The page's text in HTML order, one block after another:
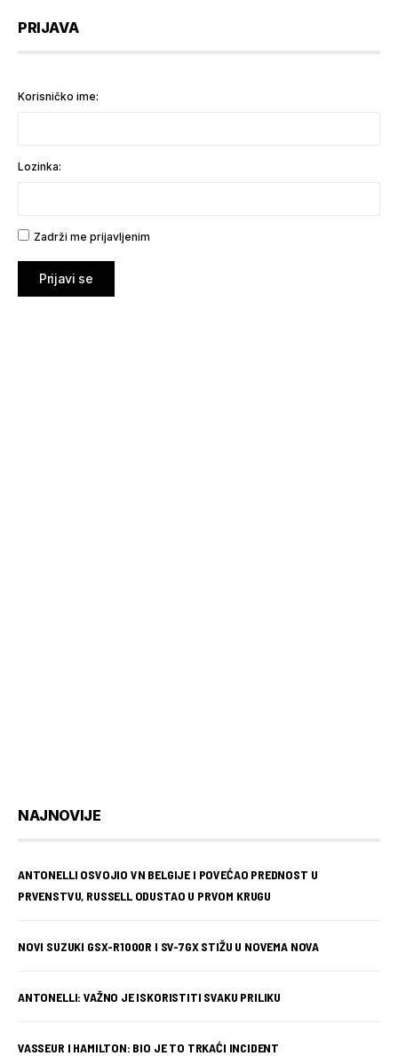
PRIJAVA
Korisničko ime:
Lozinka:
Zadrži me prijavljenim
Prijavi se
NAJNOVIJE
ANTONELLI OSVOJIO VN BELGIJE I POVEĆAO PREDNOST U
PRVENSTVU, RUSSELL ODUSTAO U PRVOM KRUGU
NOVI SUZUKI GSX-R1000R I SV-7GX STIŽU U NOVEMA NOVA
ANTONELLI: VAŽNO JE ISKORISTITI SVAKU PRILIKU
VASSEUR I HAMILTON: BIO JE TO TRKAĆI INCIDENT